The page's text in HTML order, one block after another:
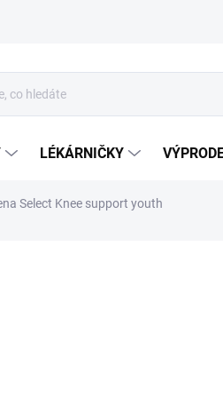
LÉKÁRNIČKY
Select Knee support youth